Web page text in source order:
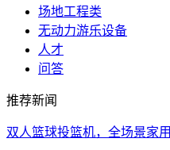
场地工程类
无动力游乐设备
人才
问答
推荐新闻
双人篮球投篮机，全场景家用